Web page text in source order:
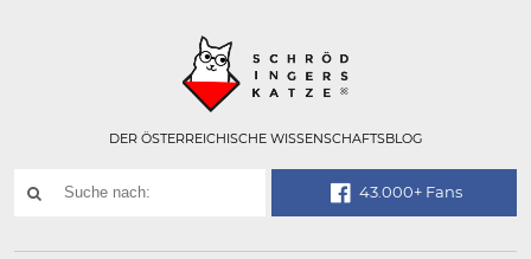
DER ÖSTERREICHISCHE WISSENSCHAFTSBLOG
SUCHE
43.000+ Fans